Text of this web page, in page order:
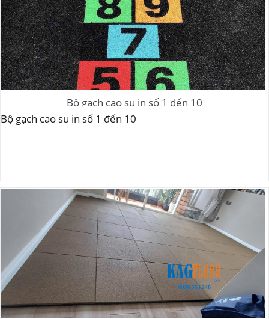
Bộ gạch cao su in số 1 đến 10
Bộ gạch cao su in số 1 đến 10